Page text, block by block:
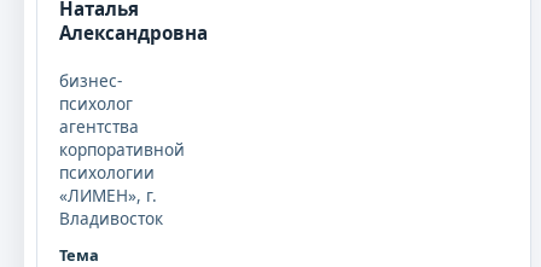
Наталья
Александровна
бизнес-
психолог
агентства
корпоративной
психологии
«ЛИМЕН», г.
Владивосток